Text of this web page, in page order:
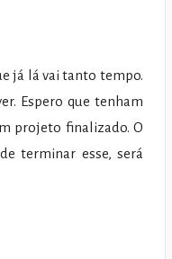
já lá vai tanto tempo.
Espero que tenham
projeto finalizado. O
terminar esse, será